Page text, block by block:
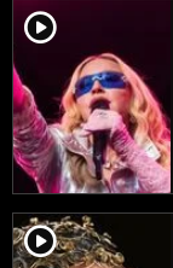
player2
player2